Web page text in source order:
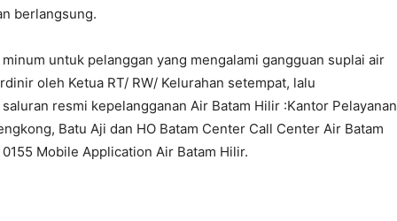
berlangsung.
untuk pelanggan yang mengalami gangguan suplai air
oleh Ketua RT/ RW/ Kelurahan setempat, lalu
resmi kepelangganan Air Batam Hilir :Kantor Pelayanan
Batu Aji dan HO Batam Center Call Center Air Batam
Mobile Application Air Batam Hilir.